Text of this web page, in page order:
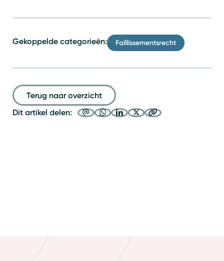
Gekoppelde categorieën: Faillissementsrecht
Terug naar overzicht
Dit artikel delen:
Zoeken Sluiten